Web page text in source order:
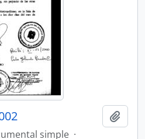
simple ·